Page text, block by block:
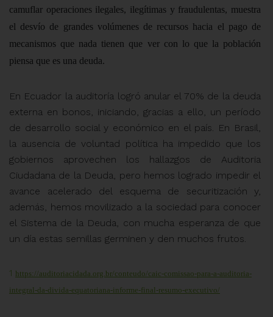
camuflar operaciones ilegales, ilegítimas y fraudulentas, muestra
el desvío de grandes volúmenes de recursos hacia el pago de
mecanismos que nada tienen que ver con lo que la población
piensa que es una deuda.
En Ecuador la auditoría logró anular el 70% de la deuda
externa en bonos, iniciando, gracias a ello, un período
de desarrollo social y económico en el país. En Brasil,
la ausencia de voluntad política ha impedido que los
gobiernos aprovechen los hallazgos de Auditoria
Ciudadana de la Deuda, pero hemos logrado impedir el
avance acelerado del esquema de securitización y,
además, hemos movilizado a la sociedad para conocer
el Sistema de la Deuda, con mucha esperanza de que
un día estas semillas germinen y den muchos frutos.
1 https://auditoriacidada.org.br/conteudo/caic-comissao-para-a-auditoria-
integral-da-divida-equatoriana-informe-final-resumo-executivo/